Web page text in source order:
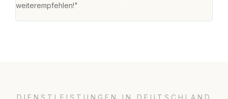
weiterempfehlen!"
DIENSTLEISTUNGEN IN DEUTSCHLAND